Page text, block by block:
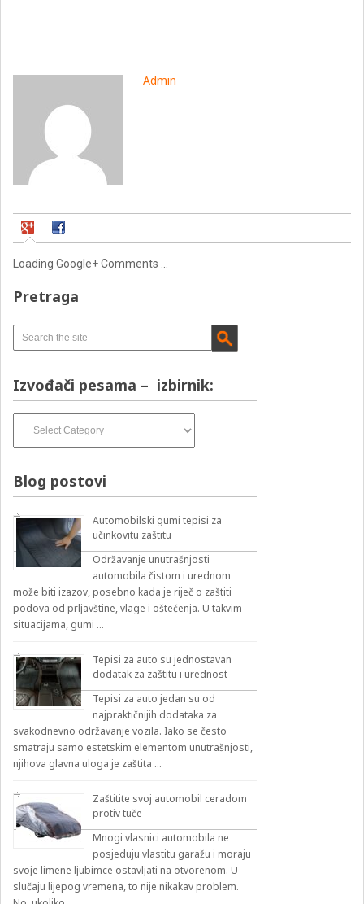
Admin
Loading Google+ Comments ...
Pretraga
Izvođači pesama – izbirnik:
pesama
Blog postovi
Automobilski gumi tepisi za
učinkovitu zaštitu
Održavanje unutrašnjosti
automobila čistom i urednom
može biti izazov, posebno kada je riječ o zaštiti
podova od prljavštine, vlage i oštećenja. U takvim
situacijama, gumi …
Tepisi za auto su jednostavan
dodatak za zaštitu i urednost
Tepisi za auto jedan su od
najpraktičnijih dodataka za
svakodnevno održavanje vozila. Iako se često
smatraju samo estetskim elementom unutrašnjosti,
njihova glavna uloga je zaštita …
Zaštitite svoj automobil ceradom
protiv tuče
Mnogi vlasnici automobila ne
posjeduju vlastitu garažu i moraju
svoje limene ljubimce ostavljati na otvorenom. U
slučaju lijepog vremena, to nije nikakav problem.